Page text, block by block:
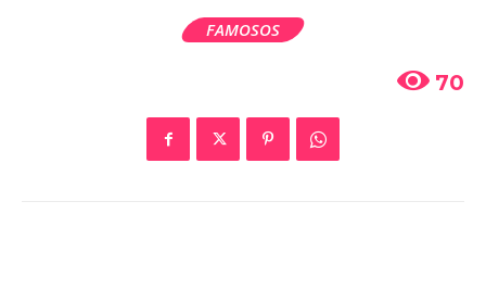
FAMOSOS
70